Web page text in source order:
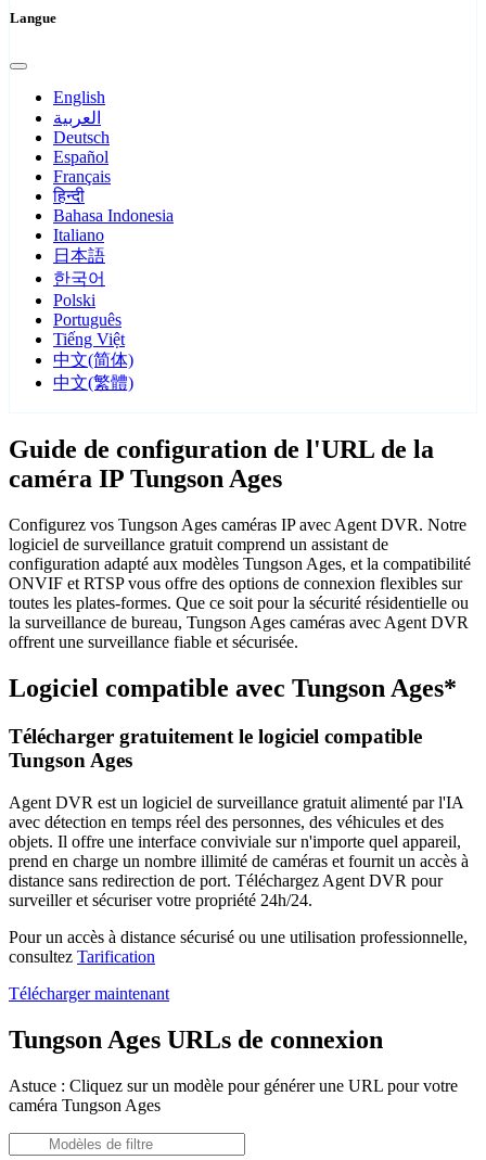
Langue
English
العربية
Deutsch
Español
Français
हिन्दी
Bahasa Indonesia
Italiano
日本語
한국어
Polski
Português
Tiếng Việt
中文(简体)
中文(繁體)
Guide de configuration de l'URL de la
caméra IP Tungson Ages
Configurez vos Tungson Ages caméras IP avec Agent DVR. Notre
logiciel de surveillance gratuit comprend un assistant de
configuration adapté aux modèles Tungson Ages, et la compatibilité
ONVIF et RTSP vous offre des options de connexion flexibles sur
toutes les plates-formes. Que ce soit pour la sécurité résidentielle ou
la surveillance de bureau, Tungson Ages caméras avec Agent DVR
offrent une surveillance fiable et sécurisée.
Logiciel compatible avec Tungson Ages*
Télécharger gratuitement le logiciel compatible
Tungson Ages
Agent DVR est un logiciel de surveillance gratuit alimenté par l'IA
avec détection en temps réel des personnes, des véhicules et des
objets. Il offre une interface conviviale sur n'importe quel appareil,
prend en charge un nombre illimité de caméras et fournit un accès à
distance sans redirection de port. Téléchargez Agent DVR pour
surveiller et sécuriser votre propriété 24h/24.
Pour un accès à distance sécurisé ou une utilisation professionnelle,
consultez Tarification
Télécharger maintenant
Tungson Ages URLs de connexion
Astuce : Cliquez sur un modèle pour générer une URL pour votre
caméra Tungson Ages